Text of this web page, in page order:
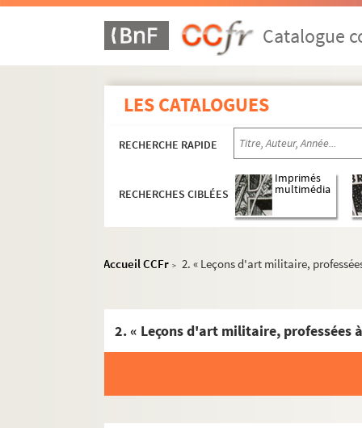
Catalogue
LES CATALOGUES
RECHERCHE RAPIDE
RECHERCHES CIBLÉES
Imprimés
multimédia
Accueil CCFr > 2. « Leçons d'art militaire,
2. « Leçons d'art militaire, professées